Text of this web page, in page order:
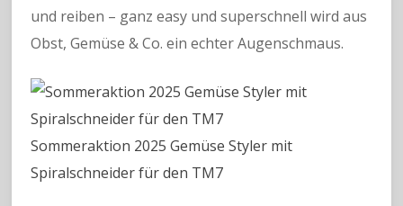
und reiben – ganz easy und superschnell wird aus
Obst, Gemüse & Co. ein echter Augenschmaus.
Sommeraktion 2025 Gemüse Styler mit
Spiralschneider für den TM7